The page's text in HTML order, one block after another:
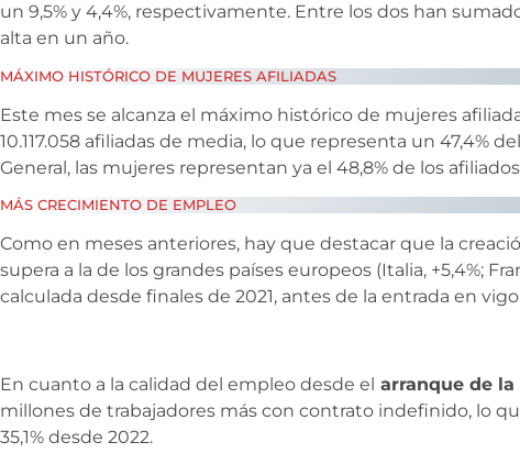
un 9,5% y 4,4%, respectivamente. Entre los dos han
alta en un año.
MÁXIMO HISTÓRICO DE MUJERES AFILIADAS
Este mes se alcanza el máximo histórico de mujeres
10.117.058 afiliadas de media, lo que representa un 47,4%
General, las mujeres representan ya el 48,8% de los
MÁS CRECIMIENTO DE EMPLEO
Como en meses anteriores, hay que destacar que la
supera a la de los grandes países europeos (Italia, +5,4%;
calculada desde finales de 2021, antes de la entrada en
En cuanto a la calidad del empleo desde el arranque de
millones de trabajadores más con contrato indefinido, lo
35,1% desde 2022.